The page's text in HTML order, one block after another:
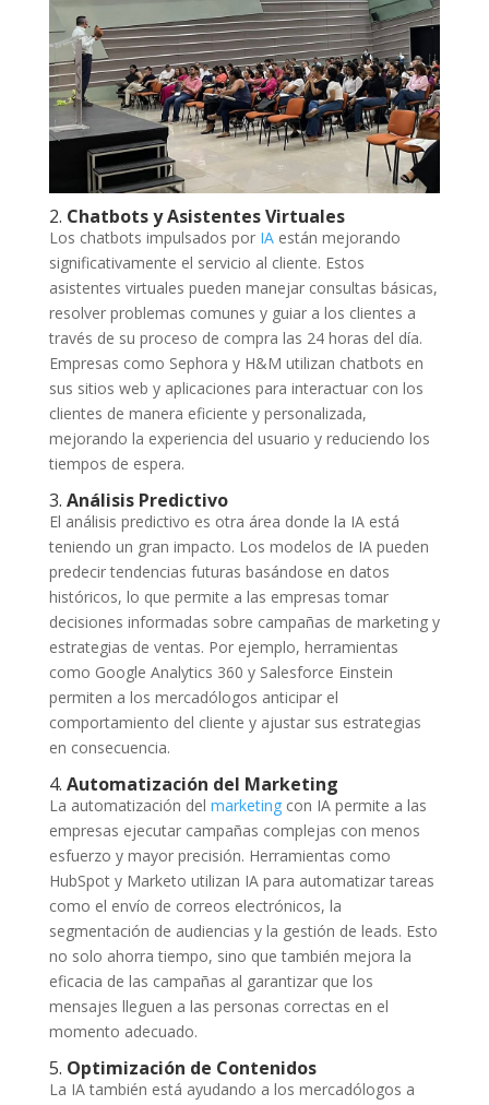
2. Chatbots y Asistentes Virtuales
Los chatbots impulsados por IAestán mejorando
significativamente el servicio al cliente. Estos
asistentes virtuales pueden manejar consultas básicas,
resolver problemas comunes y guiar a los clientes a
través de su proceso de compra las 24 horas del día.
Empresas como Sephora y H&M utilizan chatbots en
sus sitios web y aplicaciones para interactuar con los
clientes de manera eficiente y personalizada,
mejorando la experiencia del usuario y reduciendo los
tiempos de espera.
3. Análisis Predictivo
El análisis predictivo es otra área donde la IA está
teniendo un gran impacto. Los modelos de IA pueden
predecir tendencias futuras basándose en datos
históricos, lo que permite a las empresas tomar
decisiones informadas sobre campañas de marketing y
estrategias de ventas. Por ejemplo, herramientas
como Google Analytics 360 y Salesforce Einstein
permiten a los mercadólogos anticipar el
comportamiento del cliente y ajustar sus estrategias
en consecuencia.
4. Automatización del Marketing
La automatización del marketingcon IA permite a las
empresas ejecutar campañas complejas con menos
esfuerzo y mayor precisión. Herramientas como
HubSpot y Marketo utilizan IA para automatizar tareas
como el envío de correos electrónicos, la
segmentación de audiencias y la gestión de leads. Esto
no solo ahorra tiempo, sino que también mejora la
eficacia de las campañas al garantizar que los
mensajes lleguen a las personas correctas en el
momento adecuado.
5. Optimización de Contenidos
La IA también está ayudando a los mercadólogos a